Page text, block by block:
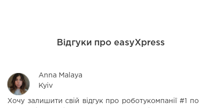
Відгуки про easyXpress
Anna Malaya
Kyiv
Хочу залишити свій відгук про роботукомпанії #1 по